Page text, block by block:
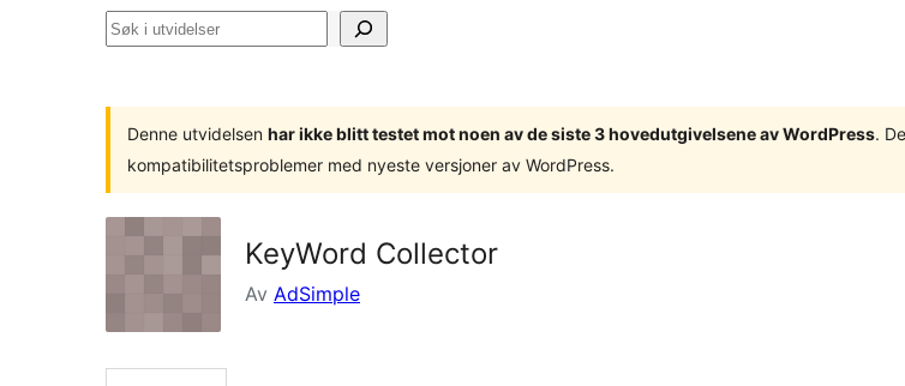
Søk
Denne utvidelsen har ikke blitt testet mot noen av de siste 3 hovedutgivelsene av WordPress.
kompatibilitetsproblemer med nyeste versjoner av WordPress.
KeyWord Collector
Av AdSimple